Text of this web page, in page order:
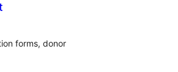
forms, donor